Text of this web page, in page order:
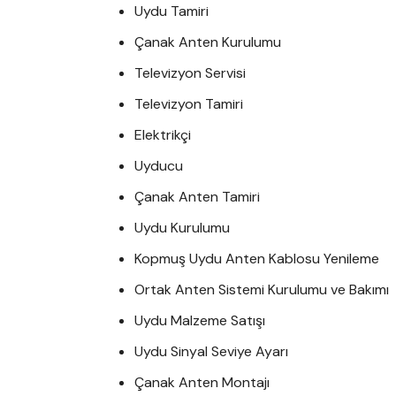
Uydu Tamiri
Çanak Anten Kurulumu
Televizyon Servisi
Televizyon Tamiri
Elektrikçi
Uyducu
Çanak Anten Tamiri
Uydu Kurulumu
Kopmuş Uydu Anten Kablosu Yenileme
Ortak Anten Sistemi Kurulumu ve Bakımı
Uydu Malzeme Satışı
Uydu Sinyal Seviye Ayarı
Çanak Anten Montajı